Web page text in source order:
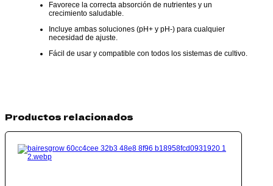
Favorece la correcta absorción de nutrientes y un
crecimiento saludable.
Incluye ambas soluciones (pH+ y pH-) para cualquier
necesidad de ajuste.
Fácil de usar y compatible con todos los sistemas de cultivo.
Productos relacionados